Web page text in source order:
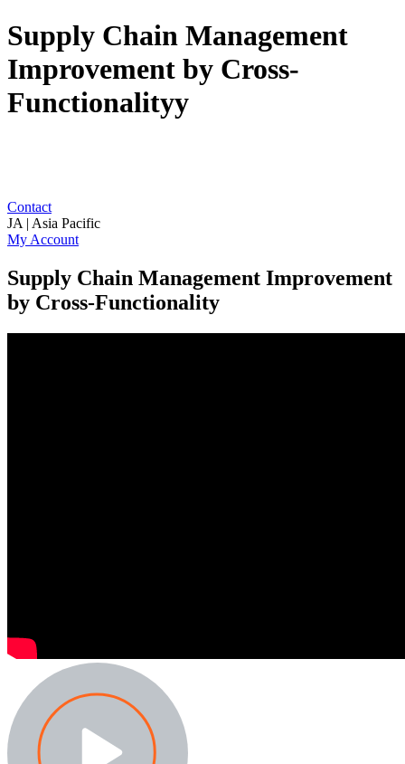
Supply Chain Management
Improvement by Cross-
Functionalityy
Contact
JA | Asia Pacific
My Account
Supply Chain Management Improvement
by Cross-Functionality